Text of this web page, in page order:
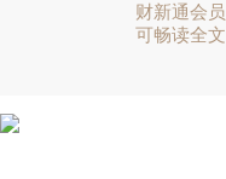
财新通会员
可畅读全文